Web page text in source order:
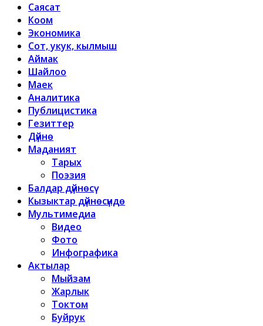
Саясат
Коом
Экономика
Сот, укук, кылмыш
Аймак
Шайлоо
Маек
Аналитика
Публицистика
Гезиттер
Дүйнө
Маданият
Тарых
Поэзия
Балдар дүйнөсү
Кызыктар дүйнөсүндө
Мультимедиа
Видео
Фото
Инфографика
Актылар
Мыйзам
Жарлык
Токтом
Буйрук